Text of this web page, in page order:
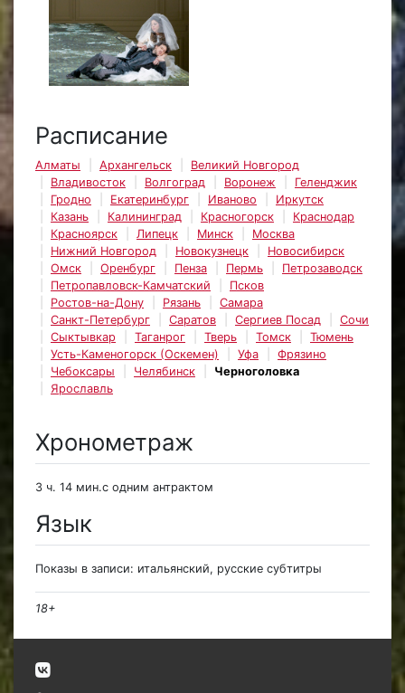
Расписание
Алматы Архангельск
Великий Новгород
Владивосток
Волгоград Воронеж
Геленджик
Гродно
Екатеринбург Иваново
Иркутск
Казань
Калининград Красногорск
Краснодар
Красноярск
Липецк Минск
Москва
Нижний Новгород
Новокузнецк
Новосибирск
Омск
Оренбург Пенза Пермь
Петрозаводск
Петропавловск-Камчатский
Псков
Ростов-на-Дону
Рязань
Самара
Санкт-Петербург
Саратов Сергиев Посад
Сочи
Сыктывкар
Таганрог Тверь Томск
Тюмень
Усть-Каменогорск (Оскемен)
Уфа
Фрязино
Чебоксары
Челябинск
Черноголовка
Ярославль
Хронометраж
3 ч. 14 мин.с одним антрактом
Язык
Показы в записи: итальянский, русские субтитры
18+